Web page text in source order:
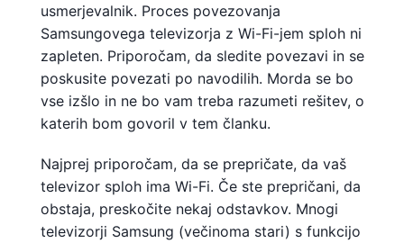
usmerjevalnik. Proces povezovanja
Samsungovega televizorja z Wi-Fi-jem sploh ni
zapleten. Priporočam, da sledite povezavi in ​​se
poskusite povezati po navodilih. Morda se bo
vse izšlo in ne bo vam treba razumeti rešitev, o
katerih bom govoril v tem članku.
Najprej priporočam, da se prepričate, da vaš
televizor sploh ima Wi-Fi. Če ste prepričani, da
obstaja, preskočite nekaj odstavkov. Mnogi
televizorji Samsung (večinoma stari) s funkcijo